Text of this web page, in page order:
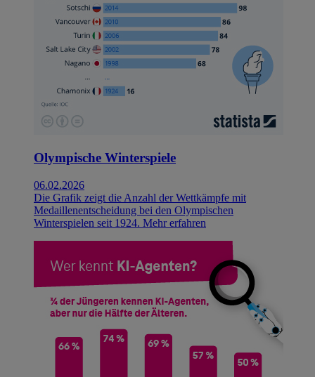
Olympische Winterspiele
06.02.2026
Die Grafik zeigt die Anzahl der Wettkämpfe mit
Medaillenentscheidung bei den Olympischen
Winterspielen seit 1924. Mehr erfahren